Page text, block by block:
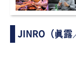
JINRO（眞露